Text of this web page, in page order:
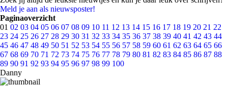
Meld je aan als nieuwsposter!
Paginaoverzicht
01 02 03 04 05 06 07 08 09 10 11 12 13 14 15 16 17 18 19 20 21 22
23 24 25 26 27 28 29 30 31 32 33 34 35 36 37 38 39 40 41 42 43 44
45 46 47 48 49 50 51 52 53 54 55 56 57 58 59 60 61 62 63 64 65 66
67 68 69 70 71 72 73 74 75 76 77 78 79 80 81 82 83 84 85 86 87 88
89 90 91 92 93 94 95 96 97 98 99 100
Danny